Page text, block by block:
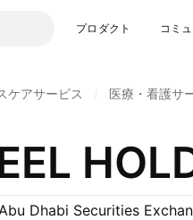
プロダクト コミ
ケアサービス 医療・看護サ
Dhabi Securities